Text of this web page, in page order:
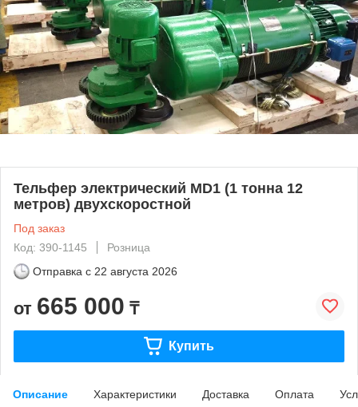
Тельфер электрический MD1 (1 тонна 12
метров) двухскоростной
Под заказ
Код: 390-1145
Розница
Отправка с 22 августа 2026
от 665 000 ₸
Купить
Описание Характеристики Доставка Оплата